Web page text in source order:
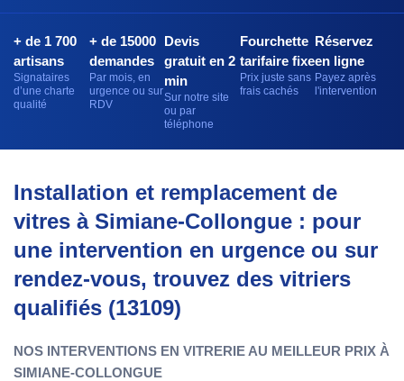
+ de 1 700
artisans
Signataires
d’une charte
qualité
+ de 15000
demandes
Par mois, en
urgence ou sur
RDV
Devis
gratuit en 2
min
Sur notre site
ou par
téléphone
Fourchette
tarifaire fixe
Prix juste sans
frais cachés
Réservez
en ligne
Payez après
l'intervention
Installation et remplacement de
vitres à Simiane-Collongue : pour
une intervention en urgence ou sur
rendez-vous, trouvez des vitriers
qualifiés (13109)
NOS INTERVENTIONS EN VITRERIE AU MEILLEUR PRIX À
SIMIANE-COLLONGUE